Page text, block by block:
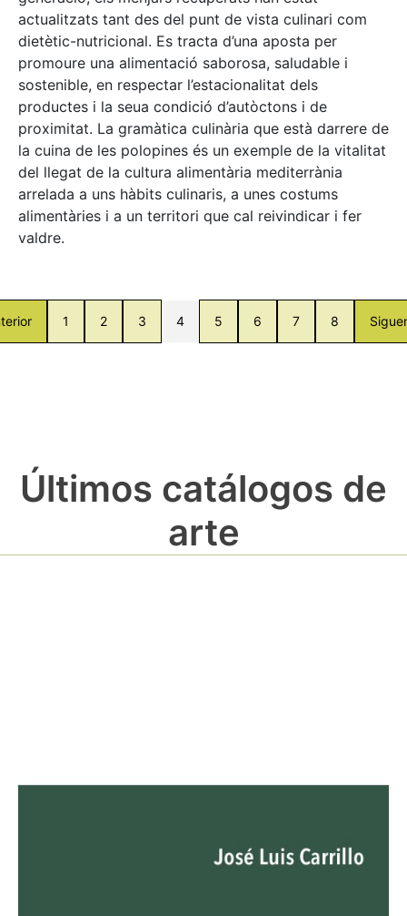
actualitzats tant des del punt de vista culinari com
dietètic-nutricional. Es tracta d’una aposta per
promoure una alimentació saborosa, saludable i
sostenible, en respectar l’estacionalitat dels
productes i la seua condició d’autòctons i de
proximitat. La gramàtica culinària que està darrere de
la cuina de les polopines és un exemple de la vitalitat
del llegat de la cultura alimentària mediterrània
arrelada a uns hàbits culinaris, a unes costums
alimentàries i a un territori que cal reivindicar i fer
valdre.
1 2 3 4 5 6 7 8
Últimos catálogos de
arte